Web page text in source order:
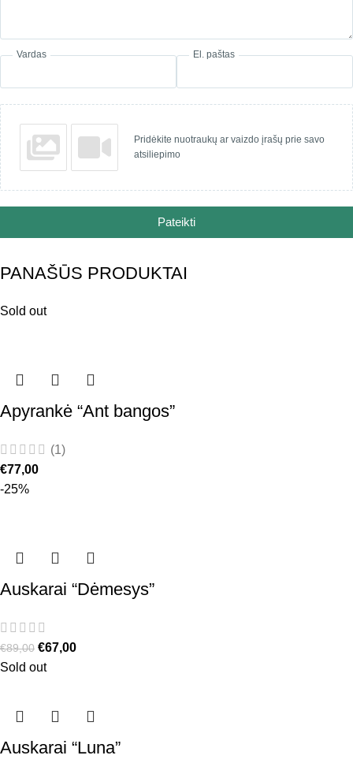
Vardas El. paštas
Pridėkite nuotraukų ar vaizdo įrašų prie savo
atsiliepimo
Pateikti
PANAŠŪS PRODUKTAI
Sold out
Apyrankė “Ant bangos”
(1)
€77,00
-25%
Auskarai “Dėmesys”
€89,00 €67,00
Sold out
Auskarai “Luna”